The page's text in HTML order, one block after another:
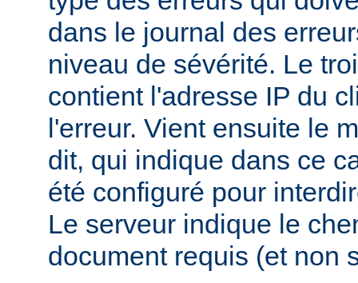
dans le journal des
niveau de sévérité. Le
contient l'adresse IP du
l'erreur. Vient ensuite le
dit, qui indique dans ce
été configuré pour
Le serveur indique le
document requis (et non